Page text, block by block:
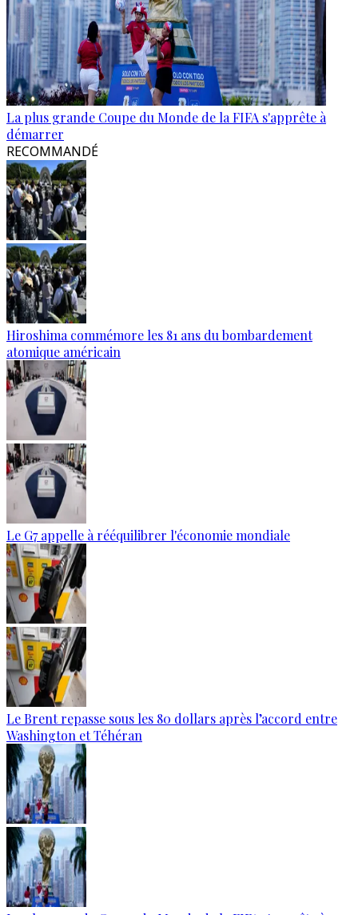
La plus grande Coupe du Monde de la FIFA s'apprête à
démarrer
RECOMMANDÉ
Hiroshima commémore les 81 ans du bombardement
atomique américain
Le G7 appelle à rééquilibrer l'économie mondiale
Le Brent repasse sous les 80 dollars après l’accord entre
Washington et Téhéran